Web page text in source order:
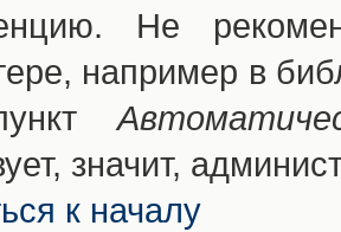
Не
например в
значит,
к началу